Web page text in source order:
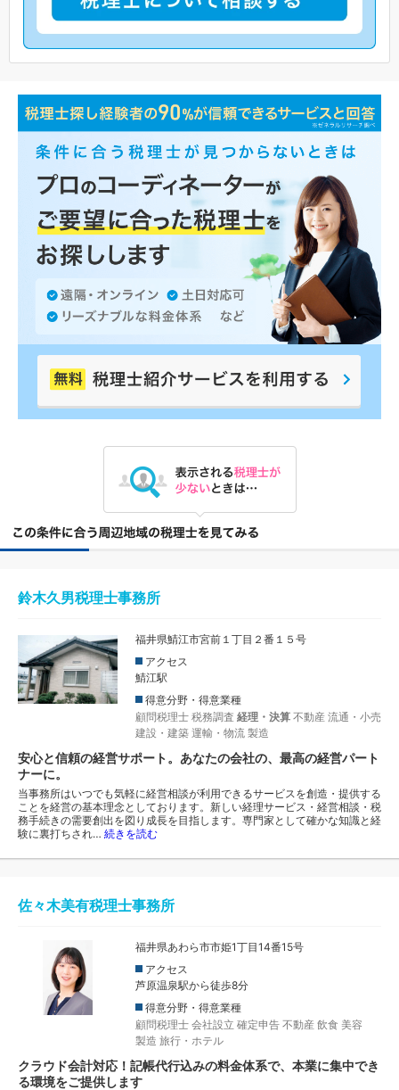
鈴木久男税理士事務所
福井県鯖江市宮前１丁目２番１５号
アクセス
鯖江駅
得意分野・得意業種
顧問税理士 税務調査 経理・決算 不動産 流通・小売
建設・建築 運輸・物流 製造
安心と信頼の経営サポート。あなたの会社の、最高の経営パート
ナーに。
当事務所はいつでも気軽に経営相談が利用できるサービスを創造・提供する
ことを経営の基本理念としております。新しい経理サービス・経営相談・税
務手続きの需要創出を図り成長を目指します。専門家として確かな知識と経
験に裏打ちされ… 続きを読む
佐々木美有税理士事務所
福井県あわら市市姫1丁目14番15号
アクセス
芦原温泉駅から徒歩8分
得意分野・得意業種
顧問税理士 会社設立 確定申告 不動産 飲食 美容
製造 旅行・ホテル
クラウド会計対応！記帳代行込みの料金体系で、本業に集中でき
る環境をご提供します